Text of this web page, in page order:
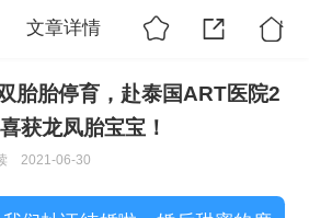
文章详情
胎胎停育，赴泰国ART医院2
获龙凤胎宝宝！
2021-06-30